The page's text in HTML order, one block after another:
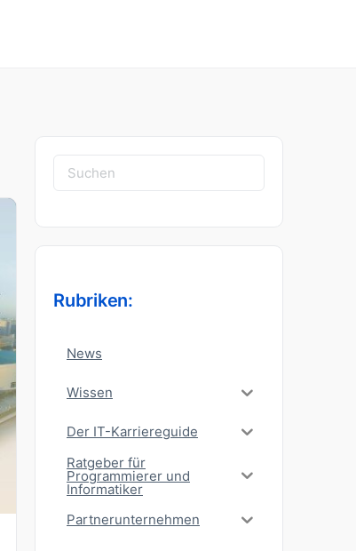
Suchen
nach:
Rubriken:
News
Wissen
Der IT-Karriereguide
Ratgeber für
Programmierer und
Informatiker
Partnerunternehmen